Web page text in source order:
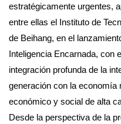
estratégicamente urgentes,
entre ellas el Instituto de
de Beihang, en el
Inteligencia Encarnada, con
integración profunda de la
generación con la economía
económico y social de alta
Desde la perspectiva de la